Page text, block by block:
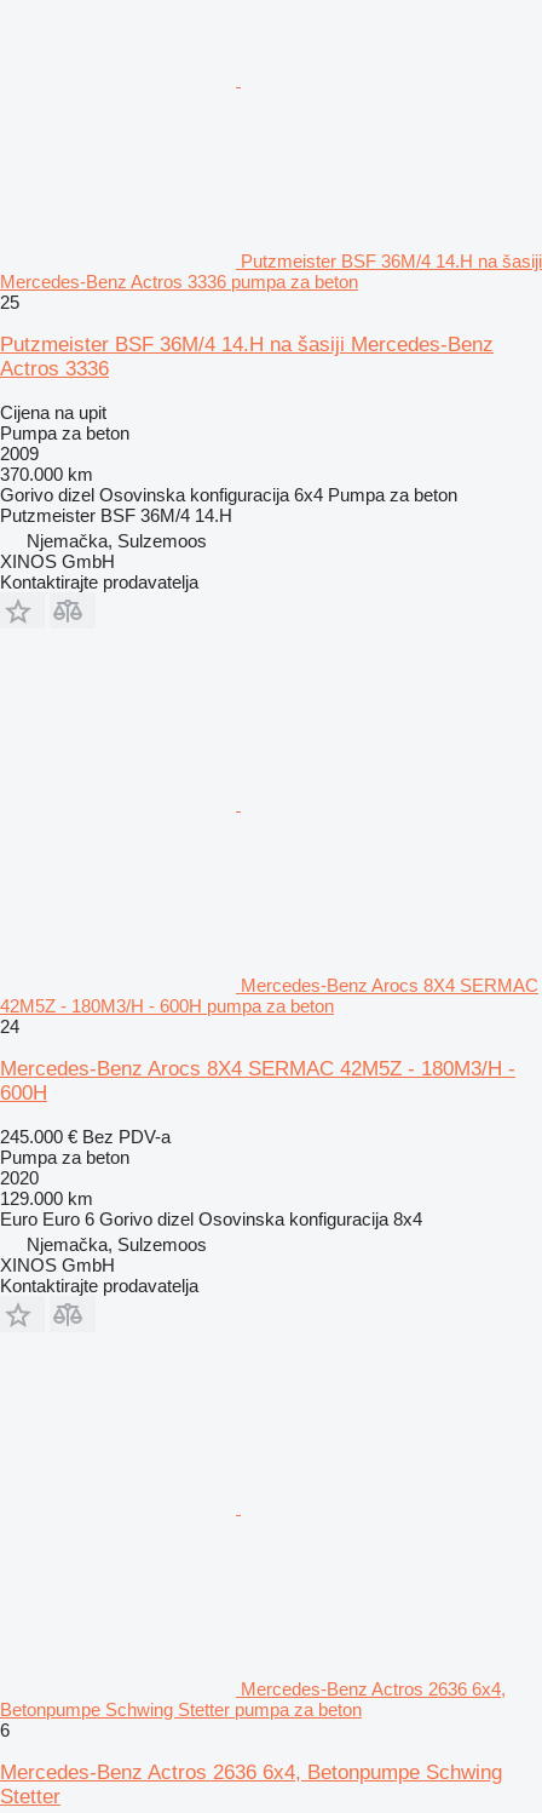
Putzmeister BSF 36M/4 14.H na šasiji
Mercedes-Benz Actros 3336 pumpa za beton
25
Putzmeister BSF 36M/4 14.H na šasiji Mercedes-Benz
Actros 3336
Cijena na upit
Pumpa za beton
2009
370.000 km
Gorivo dizel Osovinska konfiguracija 6x4 Pumpa za beton
Putzmeister BSF 36M/4 14.H
Njemačka, Sulzemoos
XINOS GmbH
Kontaktirajte prodavatelja
Mercedes-Benz Arocs 8X4 SERMAC
42M5Z - 180M3/H - 600H pumpa za beton
24
Mercedes-Benz Arocs 8X4 SERMAC 42M5Z - 180M3/H -
600H
245.000 € Bez PDV-a
Pumpa za beton
2020
129.000 km
Euro Euro 6 Gorivo dizel Osovinska konfiguracija 8x4
Njemačka, Sulzemoos
XINOS GmbH
Kontaktirajte prodavatelja
Mercedes-Benz Actros 2636 6x4,
Betonpumpe Schwing Stetter pumpa za beton
6
Mercedes-Benz Actros 2636 6x4, Betonpumpe Schwing
Stetter